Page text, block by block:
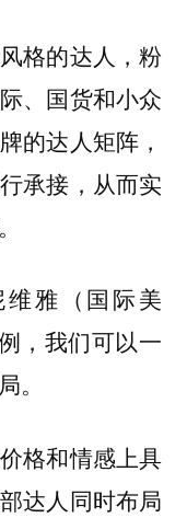
格的达人，粉
、国货和小众
的达人矩阵，
承接，从而实
雅（国际美
，我们可以一
。
格和情感上具
达人同时布局